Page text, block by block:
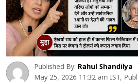
Published By: Rahul Shandilya
May 25, 2026 11:32 am IST,